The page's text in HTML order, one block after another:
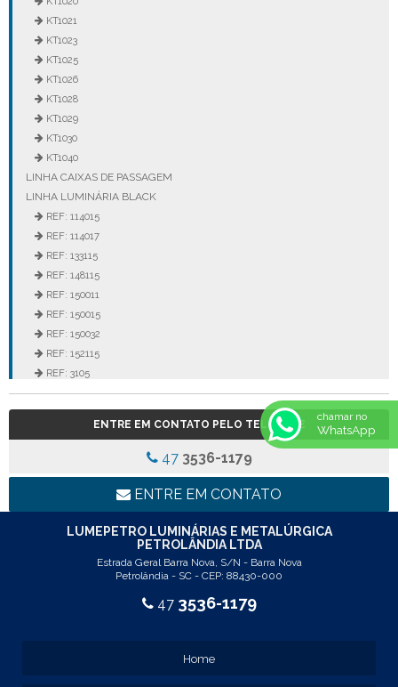
KT1021
KT1023
KT1025
KT1026
KT1028
KT1029
KT1030
KT1040
LINHA CAIXAS DE PASSAGEM
LINHA LUMINÁRIA BLACK
REF: 114015
REF: 114017
REF: 133115
REF: 148115
REF: 150011
REF: 150015
REF: 150032
REF: 152115
REF: 3105
REF: 3106
REF: 5105
LINHA LUMINÁRIA COMERCIAL DE EMBUTIR
REF: 102005
REF: 103005
REF: 105015
ENTRE EM CONTATO PELO TELEFONE
47 3536-1179
ENTRE EM CONTATO
LUMEPETRO LUMINÁRIAS E METALÚRGICA
PETROLÂNDIA LTDA
Estrada Geral Barra Nova, S/N - Barra Nova
Petrolândia - SC - CEP: 88430-000
47 3536-1179
Home
chamar no
WhatsApp